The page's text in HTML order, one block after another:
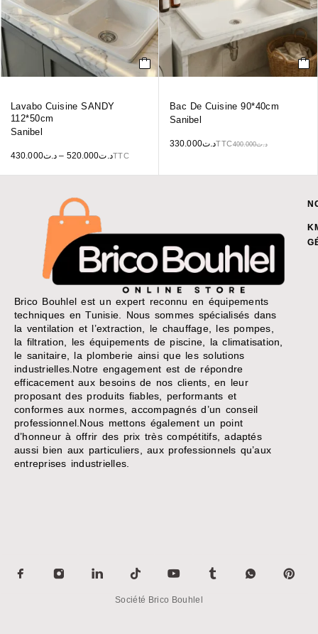
Lavabo Cuisine SANDY
112*50cm
Sanibel
د.ت430.000 – د.ت520.000 TTC
Bac De Cuisine 90*40cm
Sanibel
د.ت400.000 د.ت330.000 TTC
Brico Bouhlel est un expert reconnu en équipements
techniques en Tunisie. Nous sommes spécialisés dans
la ventilation et l’extraction, le chauffage, les pompes,
la filtration, les équipements de piscine, la climatisation,
le sanitaire, la plomberie ainsi que les solutions
industrielles.Notre engagement est de répondre
efficacement aux besoins de nos clients, en leur
proposant des produits fiables, performants et
conformes aux normes, accompagnés d’un conseil
professionnel.Nous mettons également un point
d’honneur à offrir des prix très compétitifs, adaptés
aussi bien aux particuliers, aux professionnels qu’aux
entreprises industrielles.
Société Brico Bouhlel